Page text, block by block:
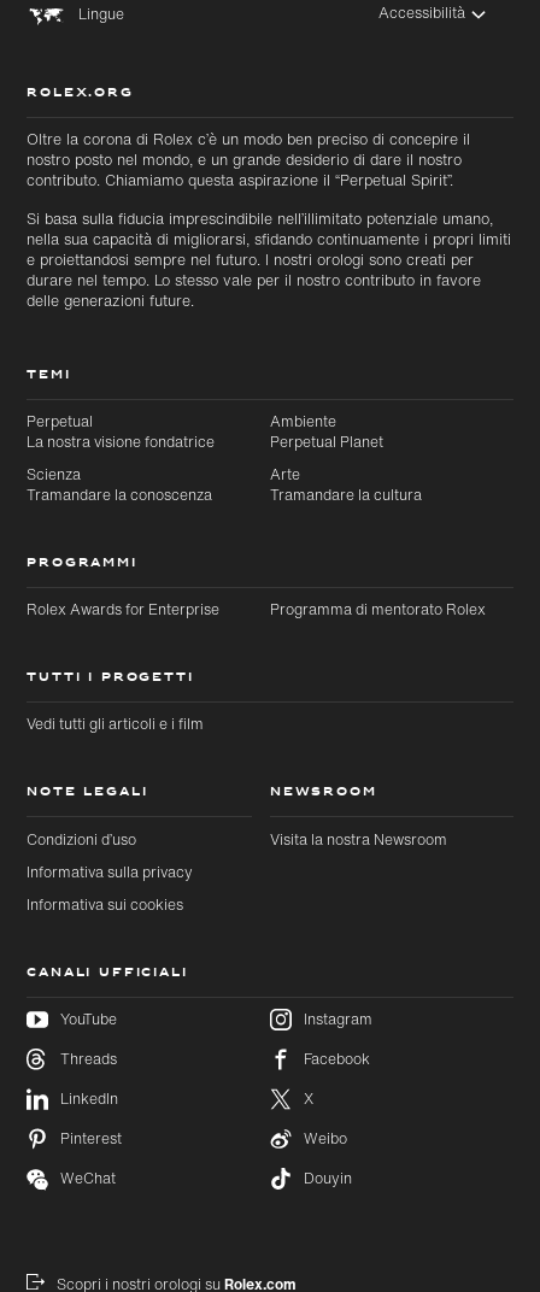
Passa al
contenuto
principale
Passa
al
Lingue Accessibilità
ROLEX.ORG
Oltre la corona di Rolex c’è un modo ben preciso di concepire il
nostro posto nel mondo, e un grande desiderio di dare il nostro
contributo. Chiamiamo questa aspirazione il “Perpetual Spirit”.
Si basa sulla fiducia imprescindibile nell’illimitato potenziale umano,
nella sua capacità di migliorarsi, sfidando continuamente i propri limiti
e proiettandosi sempre nel futuro. I nostri orologi sono creati per
durare nel tempo. Lo stesso vale per il nostro contributo in favore
delle generazioni future.
TEMI
Perpetual
La nostra visione fondatrice
Ambiente
Perpetual Planet
Scienza
Tramandare la conoscenza
Arte
Tramandare la cultura
PROGRAMMI
Rolex Awards for Enterprise Programma di mentorato Rolex
TUTTI I PROGETTI
Vedi tutti gli articoli e i film
NOTE LEGALI
Condizioni d’uso
Informativa sulla privacy
Informativa sui cookies
NEWSROOM
Visita la nostra Newsroom
CANALI UFFICIALI
YouTube
Instagram
Threads
Facebook
LinkedIn
X
Pinterest
Weibo
WeChat
Douyin
Scopri i nostri orologi suRolex.com